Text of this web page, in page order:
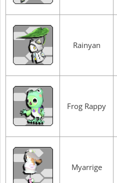
Rainyan
Frog Rappy
Myarrige